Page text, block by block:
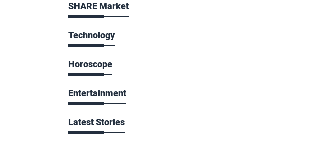
SHARE Market
Technology
Horoscope
Entertainment
Latest Stories